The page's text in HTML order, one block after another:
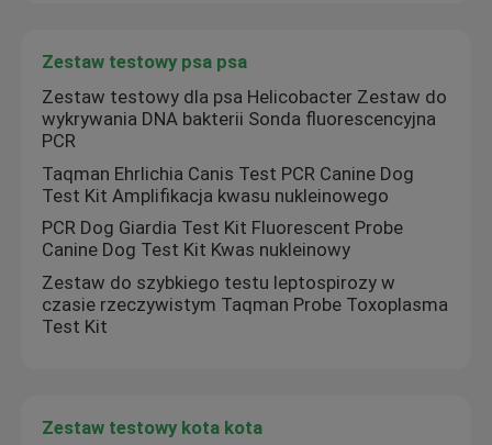
Zestaw testowy dla świń
Zestaw testowy psa psa
Zestaw testowy kota kota
Test na choroby przenoszone przez owady
Zestaw testowy psa psa
Zestaw testowy dla psa Helicobacter Zestaw do
wykrywania DNA bakterii Sonda fluorescencyjna
PCR
Taqman Ehrlichia Canis Test PCR Canine Dog
Test Kit Amplifikacja kwasu nukleinowego
PCR Dog Giardia Test Kit Fluorescent Probe
Canine Dog Test Kit Kwas nukleinowy
Zestaw do szybkiego testu leptospirozy w
czasie rzeczywistym Taqman Probe Toxoplasma
Test Kit
Zestaw testowy kota kota